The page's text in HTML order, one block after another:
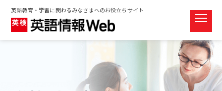
英語教育・学習に関わるみなさまへのお役立ちサイト